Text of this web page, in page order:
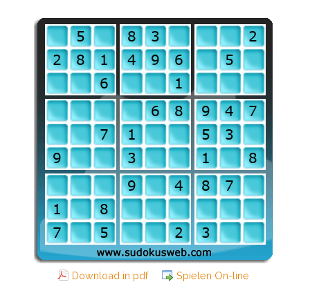
Download in pdf
Spielen On-line